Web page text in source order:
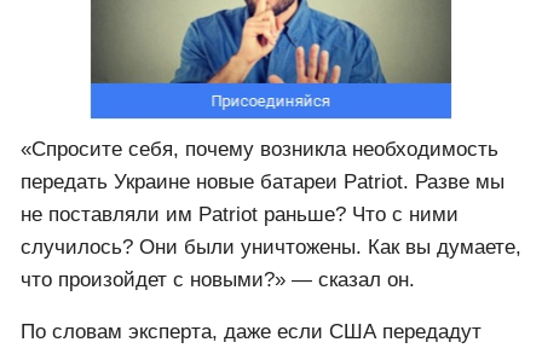
«Спросите себя, почему возникла необходимость
передать Украине новые батареи Patriot. Разве мы
не поставляли им Patriot раньше? Что с ними
случилось? Они были уничтожены. Как вы думаете,
что произойдет с новыми?» — сказал он.
По словам эксперта, даже если США передадут